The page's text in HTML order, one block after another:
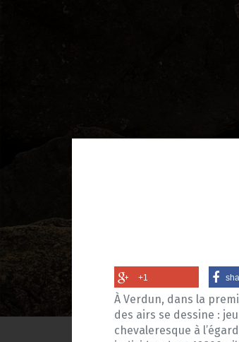
+1
À Verdun, dans la
des airs se dessine :
chevaleresque à